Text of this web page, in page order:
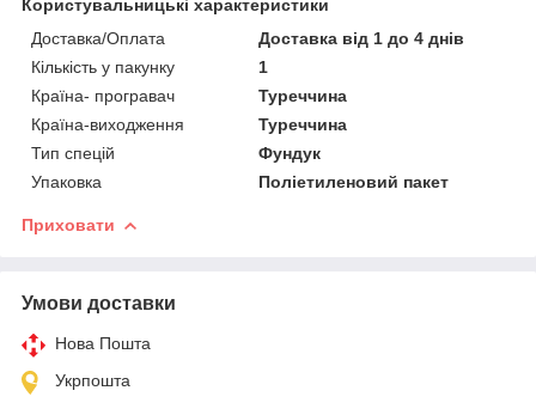
Користувальницькі характеристики
Доставка/Оплата
Доставка від 1 до 4 днів
Кількість у пакунку
1
Країна- програвач
Туреччина
Країна-виходження
Туреччина
Тип спецій
Фундук
Упаковка
Поліетиленовий пакет
Приховати
Умови доставки
Нова Пошта
Укрпошта